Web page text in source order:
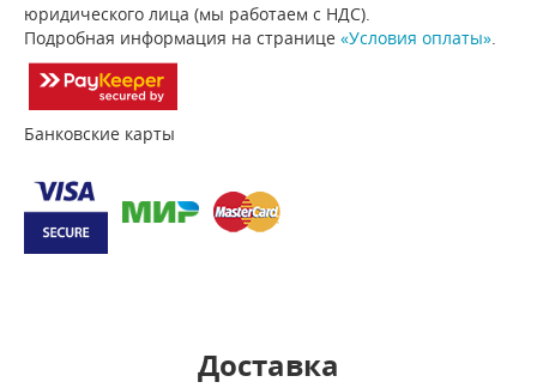
юридического лица (мы работаем с НДС).
Подробная информация на странице «Условия оплаты».
Банковские карты
Доставка